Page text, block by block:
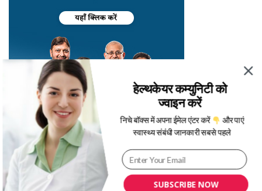
SUBSCRIBE NOW
हेल्थकेयर कम्युनिटी को
ज्वाइन करें
निचे बॉक्स में अपना ईमेल एंटर करें
और पाएं
स्वास्थ्य संबंधी जानकारी सबसे पहले